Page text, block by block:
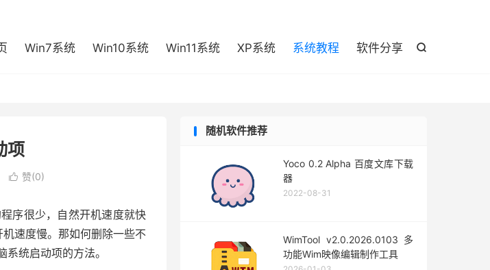

Win7系统 Win10系统 Win11系统 XP系统 系统教程 软件分享
项
 赞(0)
序很少，自然开机速度就快
速度慢。那如何删除一些不
统启动项的方法。
随机软件推荐
Yoco 0.2 Alpha 百度文库下载
器
2022-08-31
WimTool v2.0.2026.0103 多
功能Wim映像编辑制作工具